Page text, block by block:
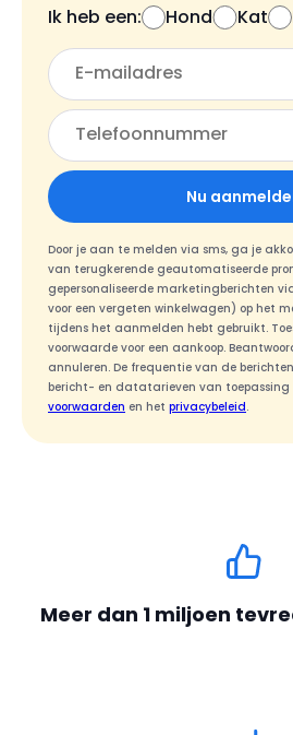
Ik heb een: Hond Kat
Nu
Door je aan te melden via sms, ga je
van terugkerende geautomatiseerde
gepersonaliseerde marketingberichten
voor een vergeten winkelwagen) op het
tijdens het aanmelden hebt gebruikt.
voorwaarde voor een aankoop.
annuleren. De frequentie van de
bericht- en datatarieven van toepassing
voorwaarden en het privacybeleid.
Meer dan 1 miljoen